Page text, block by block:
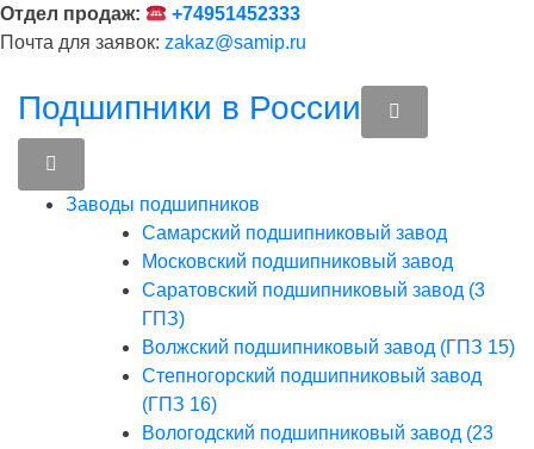
Перейти
к
Отдел продаж:
+74951452333
Почта для заявок: zakaz@samip.ru
Подшипники в России
Заводы подшипников
Cамарский подшипниковый завод
Московский подшипниковый завод
Саратовский подшипниковый завод (3
ГПЗ)
Волжский подшипниковый завод (ГПЗ 15)
Степногорский подшипниковый завод
(ГПЗ 16)
Вологодский подшипниковый завод (23